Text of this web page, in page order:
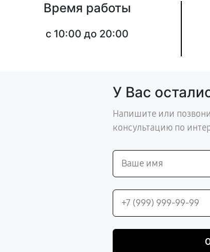
Время работы
с 10:00 до 20:00
У Вас
Напишите или
консультацию по